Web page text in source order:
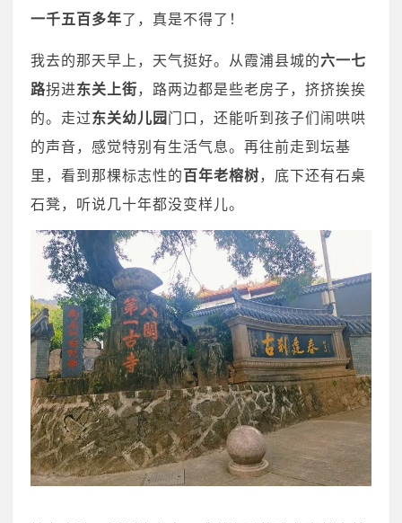
一千五百多年了，真是不得了！
我去的那天早上，天气挺好。从霞浦县城的六一七
路拐进东关上街，路两边都是些老房子，挤挤挨挨
的。走过东关幼儿园门口，还能听到孩子们闹哄哄
的声音，感觉特别有生活气息。再往前走到坛基
里，看到那棵标志性的百年老榕树，底下还有石桌
石凳，听说几十年都没变样儿。